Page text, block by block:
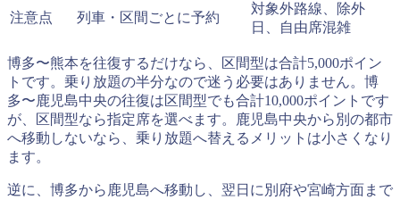
注意点 列車・区間ごとに予約
対象外路線、除外
日、自由席混雑
博多〜熊本を往復するだけなら、区間型は合計5,000ポイン
トです。乗り放題の半分なので迷う必要はありません。博
多〜鹿児島中央の往復は区間型でも合計10,000ポイントです
が、区間型なら指定席を選べます。鹿児島中央から別の都市
へ移動しないなら、乗り放題へ替えるメリットは小さくなり
ます。
逆に、博多から鹿児島へ移動し、翌日に別府や宮崎方面まで